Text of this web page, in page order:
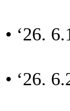
• ‘26.
• ‘26.